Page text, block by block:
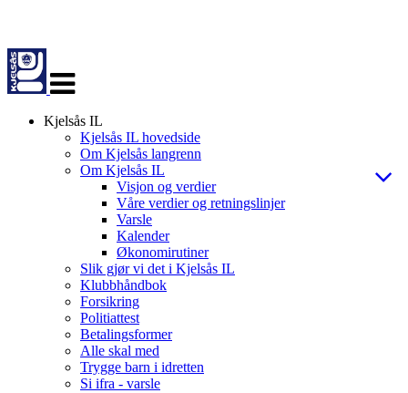
navigasjon
Kjelsås IL
Kjelsås IL hovedside
Om Kjelsås langrenn
Om Kjelsås IL
Visjon og verdier
Våre verdier og retningslinjer
Varsle
Kalender
Økonomirutiner
Slik gjør vi det i Kjelsås IL
Klubbhåndbok
Forsikring
Politiattest
Betalingsformer
Alle skal med
Trygge barn i idretten
Si ifra - varsle